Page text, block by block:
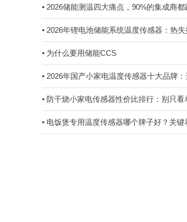
• 2026储能测温四大痛点，90%的集成商
• 2026年锂电池储能系统温度传感器：热
• 为什么要用储能CCS
• 2026年国产小家电温度传感器十大品牌：
• 防干烧小家电传感器性价比排行：别只
• 电饭煲专用温度传感器哪个牌子好？关键